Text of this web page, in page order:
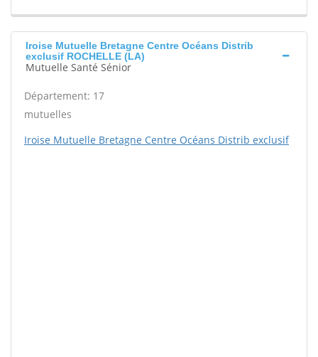
Iroise Mutuelle Bretagne Centre Océans Distrib
exclusif ROCHELLE (LA)
Mutuelle Santé Sénior
Département: 17
mutuelles
Iroise Mutuelle Bretagne Centre Océans Distrib exclusif